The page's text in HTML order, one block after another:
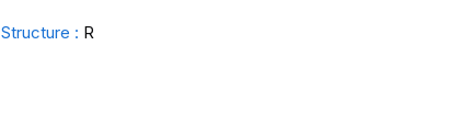
Structure : R